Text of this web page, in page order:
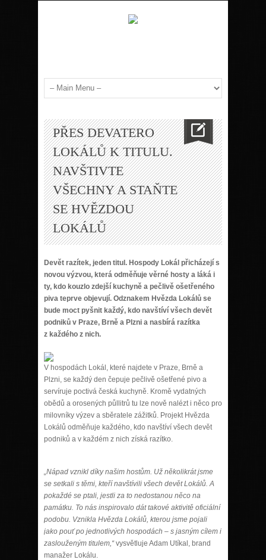
PŘES DEVATERO
LOKÁLŮ K TITULU.
NAVŠTIVTE
VŠECHNY A STAŇTE
SE HVĚZDOU
LOKÁLŮ
Devět razítek, jeden titul. Hospody Lokál přicházejí s
novou výzvou, která odměňuje věrné hosty a láká i
ty, kdo kouzlo zdejší kuchyně a pečlivě ošetřeného
piva teprve objevují. Odznakem Hvězda Lokálů se
bude moct pyšnit každý, kdo navštíví všech devět
podniků v Praze, Brně a Plzni a nasbírá razítka
z každého z nich.
V hospodách Lokál, které najdete v Praze, Brně a
Plzni, se každý den čepuje pečlivě ošetřené pivo a
servíruje poctivá česká kuchyně. Kromě vydatných
obědů a orosených půllitrů tu lze nově nalézt i něco pro
milovníky výzev a sběratele zážitků. Projekt Hvězda
Lokálů odměňuje každého, kdo navštíví všech devět
podniků a v každém z nich získá razítko.
„Nápad vznikl díky našim hostům. Už několikrát jsme
se setkali s těmi, kteří navštívili všech devět Lokálů. A
pokaždé se ptali, jestli za to nedostanou něco na
památku. To nás inspirovalo dát takové aktivitě oficiální
podobu. Vznikla Hvězda Lokálů, kterou jsme pojali
jako pouť po jednotlivých hospodách – s jasným cílem i
zaslouženým titulem,“vysvětluje Adam Utíkal, brand
manažer Lokálu.